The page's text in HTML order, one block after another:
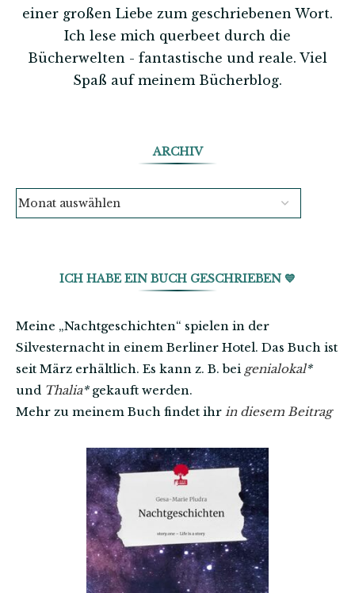
einer großen Liebe zum geschriebenen Wort.
Ich lese mich querbeet durch die
Bücherwelten - fantastische und reale. Viel
Spaß auf meinem Bücherblog.
ARCHIV
ICH HABE EIN BUCH GESCHRIEBEN 💙
Meine „Nachtgeschichten“ spielen in der
Silvesternacht in einem Berliner Hotel. Das Buch ist
seit März erhältlich. Es kann z. B. bei genialokal*
und Thalia*gekauft werden.
Mehr zu meinem Buch findet ihr in diesem Beitrag